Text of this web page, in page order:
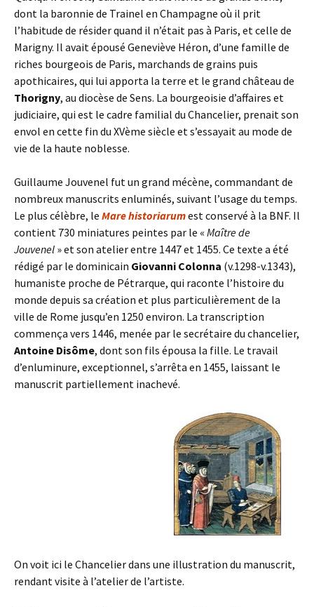
dont la baronnie de Trainel en Champagne où il prit
l’habitude de résider quand il n’était pas à Paris, et celle de
Marigny. Il avait épousé Geneviève Héron, d’une famille de
riches bourgeois de Paris, marchands de grains puis
apothicaires, qui lui apporta la terre et le grand château de
Thorigny, au diocèse de Sens. La bourgeoisie d’affaires et
judiciaire, qui est le cadre familial du Chancelier, prenait son
envol en cette fin du XVème siècle et s’essayait au mode de
vie de la haute noblesse.
Guillaume Jouvenel fut un grand mécène, commandant de
nombreux manuscrits enluminés, suivant l’usage du temps.
Le plus célèbre, le Mare historiarumest conservé à la BNF. Il
contient 730 miniatures peintes par le « Maître de
Jouvenel » et son atelier entre 1447 et 1455. Ce texte a été
rédigé par le dominicain Giovanni Colonna (v.1298-v.1343),
humaniste proche de Pétrarque, qui raconte l’histoire du
monde depuis sa création et plus particulièrement de la
ville de Rome jusqu’en 1250 environ. La transcription
commença vers 1446, menée par le secrétaire du chancelier,
Antoine Disôme, dont son fils épousa la fille. Le travail
d’enluminure, exceptionnel, s’arrêta en 1455, laissant le
manuscrit partiellement inachevé.
On voit ici le Chancelier dans une illustration du manuscrit,
rendant visite à l’atelier de l’artiste.